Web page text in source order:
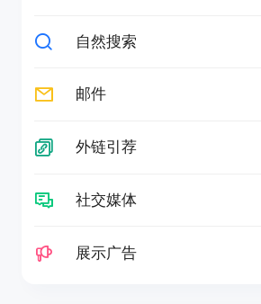
自然搜索
邮件
外链引荐
社交媒体
展示广告